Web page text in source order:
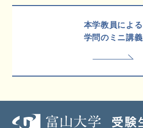
本学教員による
学問のミニ講義